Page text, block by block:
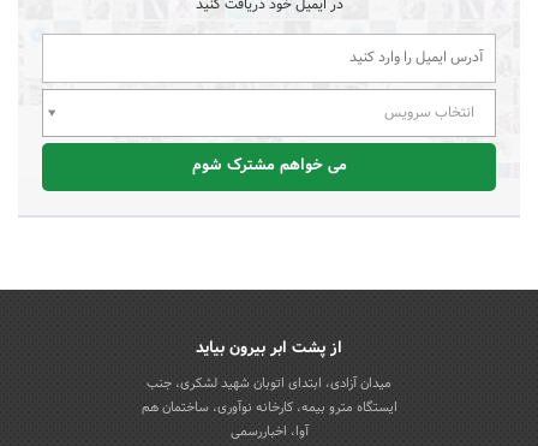
انتخاب سرویس
می خواهم مشترک شوم
از پشت ابر بیرون بیاید
میدان آزادی، ابتدای اتوبان شهید لشکری، جنب
ایستگاه مترو بیمه، کارخانه نوآوری، ساختمان هم
آوا، اخباررسمی